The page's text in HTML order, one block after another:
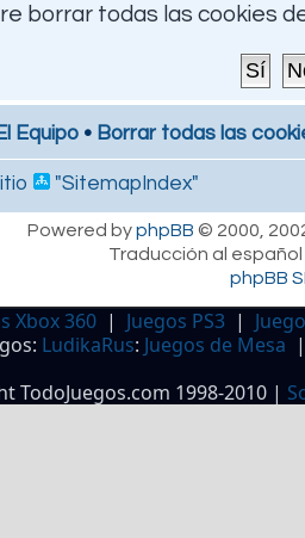
borrar todas las cookies
Equipo • Borrar todas las
"SitemapIndex"
Powered byphpBB © 2000,
Traducción al
phpBB
Xbox 360 | Juegos PS3 |
LudikaRus: Juegos de Mesa |
TodoJuegos.com 1998-2010 |